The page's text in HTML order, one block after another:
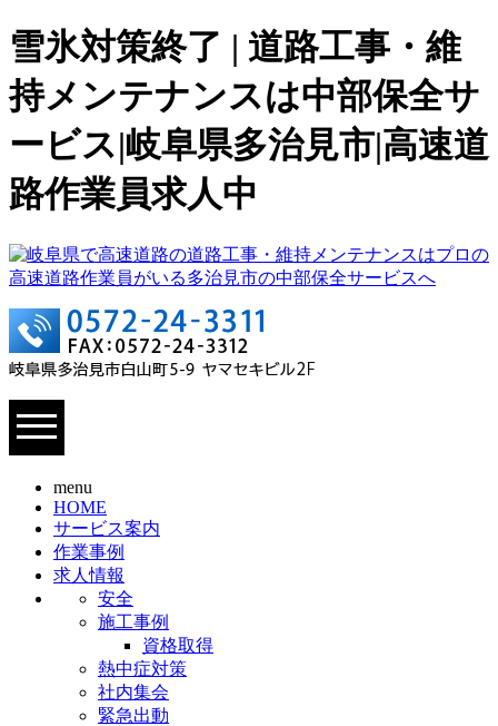
雪氷対策終了 | 道路工事・維
持メンテナンスは中部保全サ
ービス|岐阜県多治見市|高速道
路作業員求人中
menu
HOME
サービス案内
作業事例
求人情報
安全
施工事例
資格取得
熱中症対策
社内集会
緊急出動